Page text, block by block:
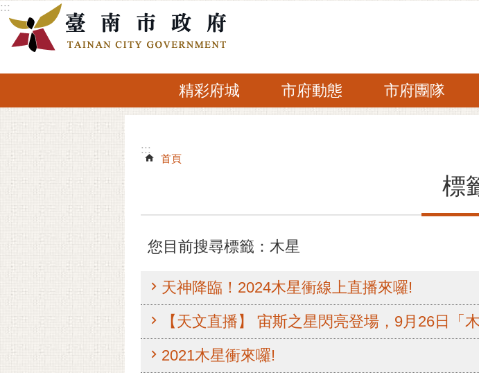
跳到主要內容區塊
:::
精彩府城 市府動態 市府團隊
:::
:::
首頁
標
您目前搜尋標籤：木星
天神降臨！2024木星衝線上直播來囉!
【天文直播】 宙斯之星閃亮登場，9月26日「
2021木星衝來囉!